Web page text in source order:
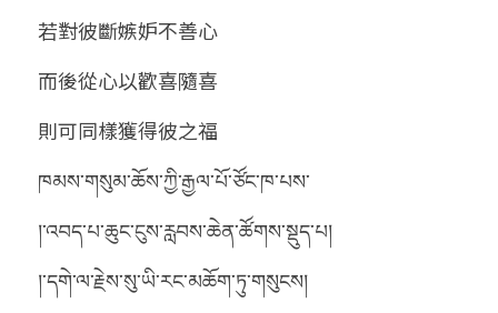
若對彼斷嫉妒不善心
而後從心以歡喜隨喜
則可同樣獲得彼之福
ཁམས་གསུམ་ཆོས་ཀྱི་རྒྱལ་པོ་ཙོང་ཁ་པས་
།་འབད་པ་ཆུང་ངུས་རླབས་ཆེན་ཚོགས་སྡུད་པ།
།་དགེ་ལ་རྗེས་སུ་ཡི་རང་མཆོག་ཏུ་གསུངས།